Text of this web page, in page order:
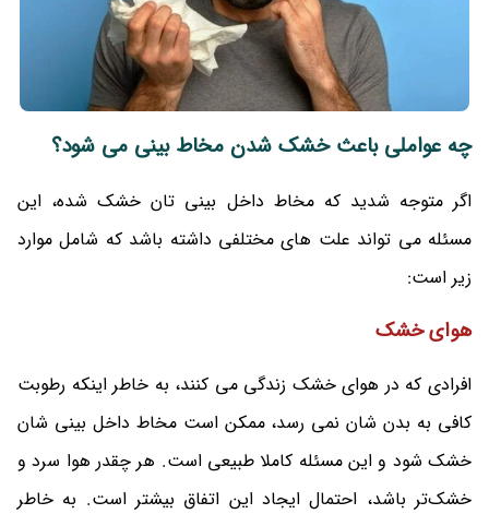
چه عواملی باعث خشک شدن مخاط بینی می شود؟
اگر متوجه شدید که مخاط داخل بینی تان خشک شده، این
مسئله می تواند علت های مختلفی داشته باشد که شامل موارد
زیر است:
هوای خشک
افرادی که در هوای خشک زندگی می کنند، به خاطر اینکه رطوبت
کافی به بدن شان نمی رسد، ممکن است مخاط داخل بینی شان
خشک شود و این مسئله کاملا طبیعی است. هر چقدر هوا سرد و
خشک‌تر باشد، احتمال ایجاد این اتفاق بیشتر است. به خاطر